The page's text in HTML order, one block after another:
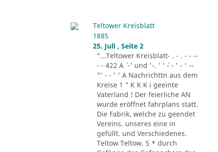
Teltower Kreisblatt
1885
25. Juli , Seite 2
"...Teltower Kreisblatt- . - . - - --
- - 422 A ´ -' und '-. ' ' ´- - ' - ' --
"' - - ' ' A Nachrichttn aus dem
Kreise 1 " K K K i geeinte
Vaterland ! Der feierliche AN
wurde eröffnet fahrplans statt.
Die Fabrik, welche zu geendet
Vereins. unseres eine in
gefüllt. und Verschiedenes.
Teltow Teltow. S * durch